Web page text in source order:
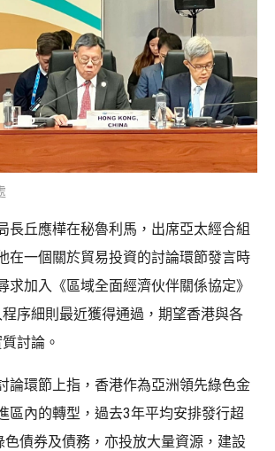
長丘應樺在秘魯利馬，出席亞太經合組
在一個關於貿易投資的討論環節發言時
求加入《區域全面經濟伙伴關係協定》
程序細則最近獲得通過，期望香港與各
討論。
論環節上指，香港作為亞洲領先綠色金
區內的轉型，過去3年平均安排發行超
債券及債務，亦投放大量資源，建設